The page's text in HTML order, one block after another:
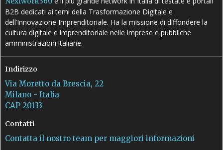
B2B dedicati ai temi della Trasformazione Digitale e
dell’Innovazione Imprenditoriale. Ha la missione di diffondere la
cultura digitale e imprenditoriale nelle imprese e pubbliche
amministrazioni italiane.
Indirizzo
Via Moretto da Brescia, 22
Milano - Italia
CAP 20133
Contatti
Contatta il nostro team per maggiori informazioni